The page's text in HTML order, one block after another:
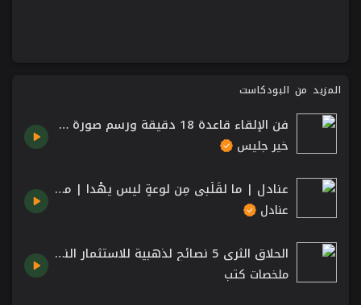
المزيد من البودكاست
فن الإلقاء قاعدة 18 دقيقة ورسم صورة ذهنية مع تجارب متعددة الحواس - تحدث كما في تيد
خير جليس
عنادل | ما لقَلْبي مِن لوعةٍ ليس يهْدا | محمود سامي البارودي
عنادل
الحلاق الثري 5 نصائح لذهبية للاستثمار الناجح The Wealthy Barber
ملخصات كتب